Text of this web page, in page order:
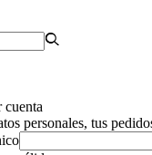
cuenta
personales, tus